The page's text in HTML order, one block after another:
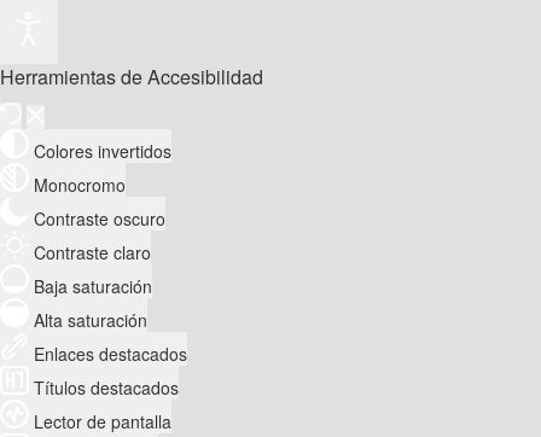
Herramientas de Accesibilidad
Colores invertidos
Monocromo
Contraste oscuro
Contraste claro
Baja saturación
Alta saturación
Enlaces destacados
Títulos destacados
Lector de pantalla